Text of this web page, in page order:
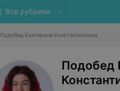
Все рубрики
Подобед Екатерина Константиновна
Подобед